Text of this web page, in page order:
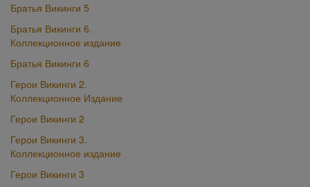
Братья Викинги 5
Братья Викинги 6.
Коллекционное издание
Братья Викинги 6
Герои Викинги 2.
Коллекционное Издание
Герои Викинги 2
Герои Викинги 3.
Коллекционное издание
Герои Викинги 3